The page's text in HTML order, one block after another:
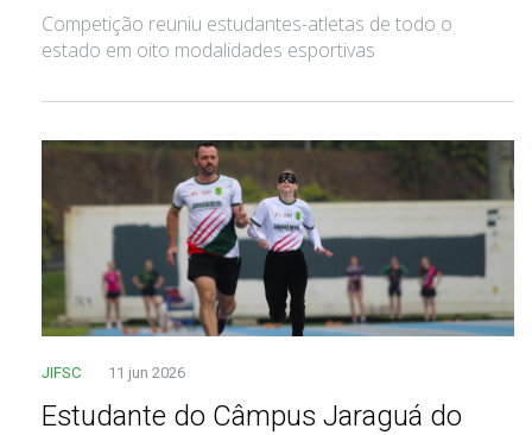
Competição reuniu estudantes-atletas de todo o
estado em oito modalidades esportivas
JIFSC 11 jun 2026
Estudante do Câmpus Jaraguá do